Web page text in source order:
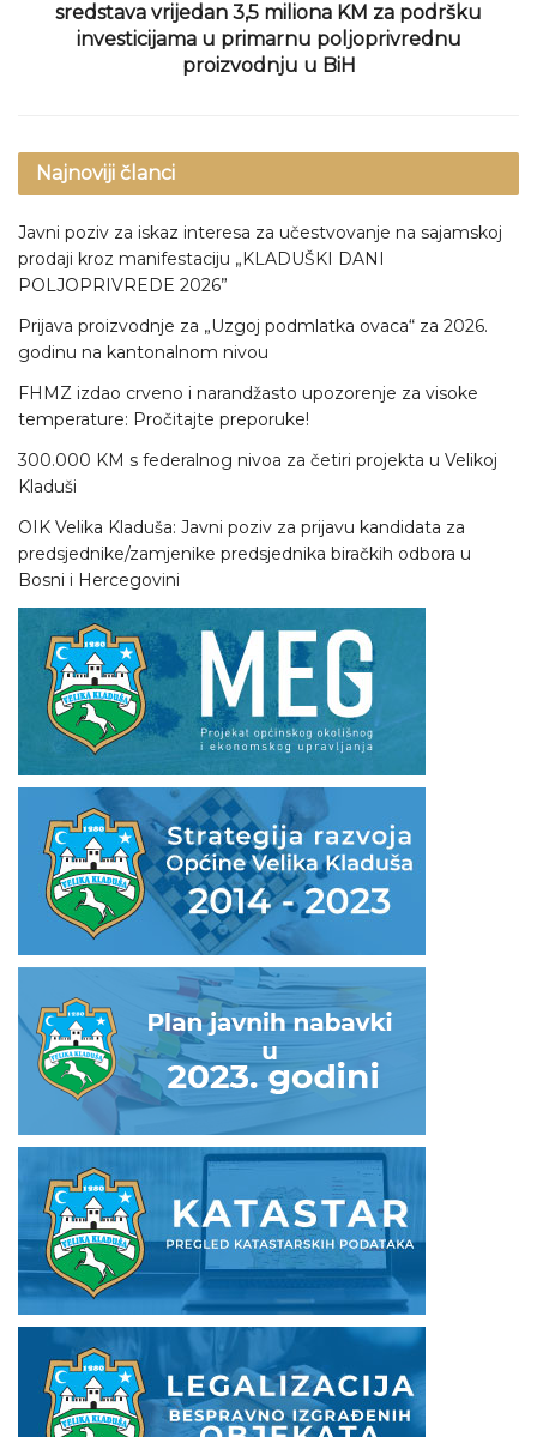
sredstava vrijedan 3,5 miliona KM za podršku
investicijama u primarnu poljoprivrednu
proizvodnju u BiH
Najnoviji članci
Javni poziv za iskaz interesa za učestvovanje na sajamskoj
prodaji kroz manifestaciju „KLADUŠKI DANI
POLJOPRIVREDE 2026”
Prijava proizvodnje za „Uzgoj podmlatka ovaca“ za 2026.
godinu na kantonalnom nivou
FHMZ izdao crveno i narandžasto upozorenje za visoke
temperature: Pročitajte preporuke!
300.000 KM s federalnog nivoa za četiri projekta u Velikoj
Kladuši
OIK Velika Kladuša: Javni poziv za prijavu kandidata za
predsjednike/zamjenike predsjednika biračkih odbora u
Bosni i Hercegovini